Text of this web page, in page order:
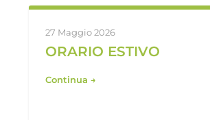
27 Maggio 2026
ORARIO ESTIVO
Continua →